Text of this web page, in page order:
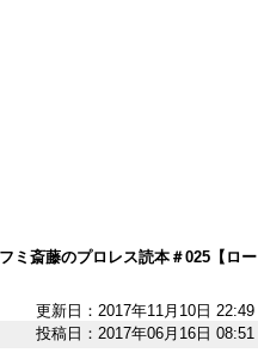
ミ斎藤のプロレス読本＃025【ロー
更新日：2017年11月10日 22:49
投稿日：2017年06月16日 08:51